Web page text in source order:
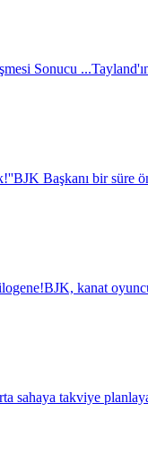
Sonucu ...
BJK Başkanı bir süre
BJK, kanat
sahaya takviye